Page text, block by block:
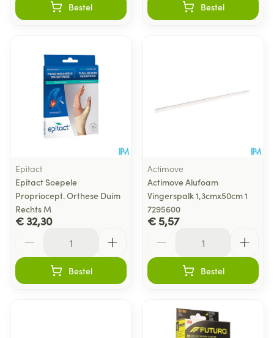
Bestel Bestel
Epitact
Epitact Soepele
Propriocept. Orthese Duim
Rechts M
€ 32,30
Bestel
Actimove
Actimove Alufoam
Vingerspalk 1,3cmx50cm 1
7295600
€ 5,57
Bestel